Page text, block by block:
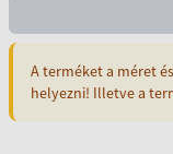
A terméket a méret
helyezni! Illetve a